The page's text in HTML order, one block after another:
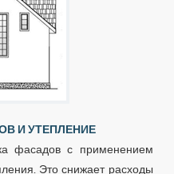
И УТЕПЛЕНИЕ
фасадов с применением
Это снижает расходы